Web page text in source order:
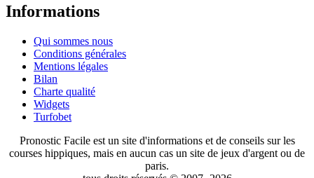
Informations
Qui sommes nous
Conditions générales
Mentions légales
Bilan
Charte qualité
Widgets
Turfobet
Pronostic Facile est un site d'informations et de conseils sur les
courses hippiques, mais en aucun cas un site de jeux d'argent ou de
paris.